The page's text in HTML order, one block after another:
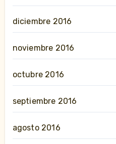
diciembre 2016
noviembre 2016
octubre 2016
septiembre 2016
agosto 2016